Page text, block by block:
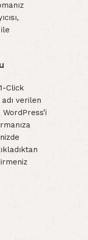
Click
verilen